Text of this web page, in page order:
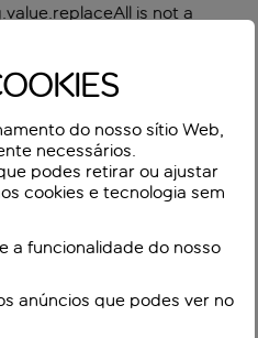
is not a
do nosso sítio Web,
necessários.
podes retirar ou ajustar
cookies e tecnologia sem
a funcionalidade do nosso
anúncios que podes ver no